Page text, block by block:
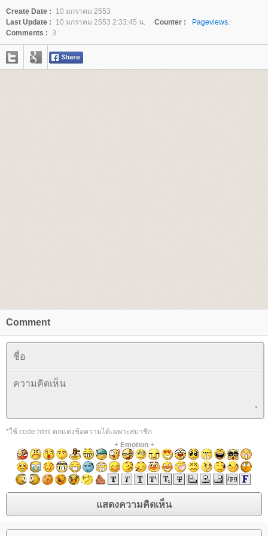
Create Date :
10 มกราคม 2553
Last Update :
10 มกราคม 2553 2:33:45 น. Counter :
Pageviews.
Comments : 3
Comment
*ใช้ code html ตกแต่งข้อความได้เฉพาะสมาชิก
+ Emotion+